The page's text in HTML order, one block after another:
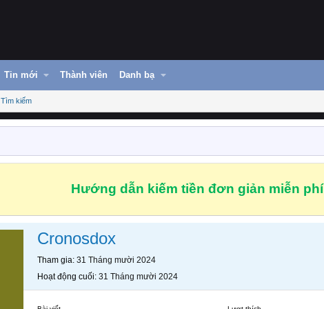
Tin mới Thành viên Danh bạ
Tìm kiếm
Hướng dẫn kiếm tiền đơn giản miễn phí
Cronosdox
Tham gia 31 Tháng mười 2024
Hoạt động cuối 31 Tháng mười 2024